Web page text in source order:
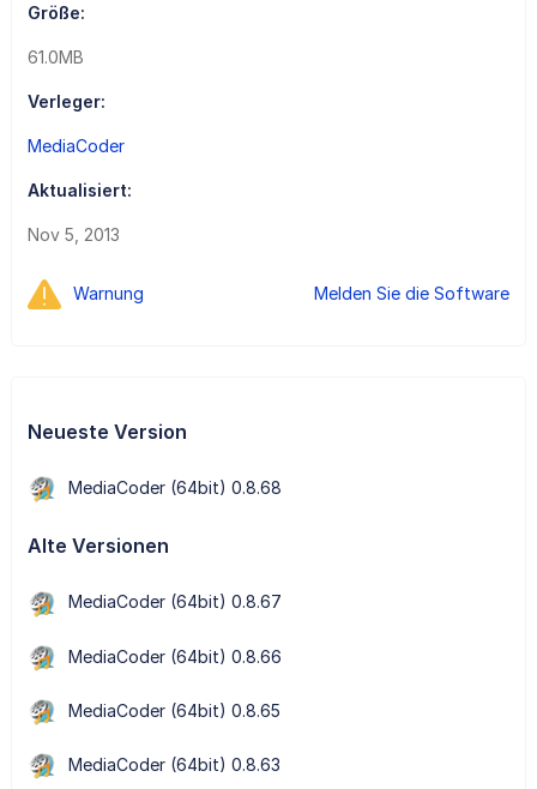
Größe:
61.0MB
Verleger:
MediaCoder
Aktualisiert:
Nov 5, 2013
Warnung Melden Sie die Software
Neueste Version
MediaCoder (64bit) 0.8.68
Alte Versionen
MediaCoder (64bit) 0.8.67
MediaCoder (64bit) 0.8.66
MediaCoder (64bit) 0.8.65
MediaCoder (64bit) 0.8.63